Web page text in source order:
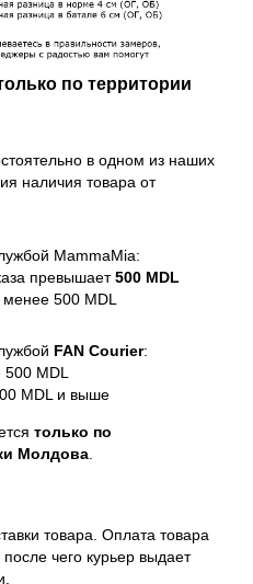
по территории
в одном из наших
наличия товара от
MammaMia:
превышает500 MDL
менее 500 MDL
FAN Courier:
500 MDL
MDL и выше
только по
Молдова
товара. Оплата товара
чего курьер выдает